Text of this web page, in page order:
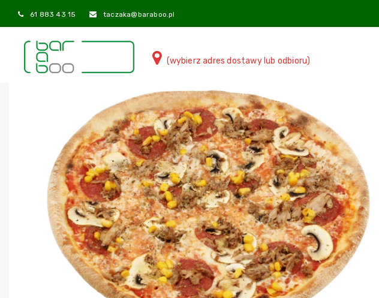
61 883 43 15 taczaka@baraboo.pl
(wybierz adres dostawy lub odbioru)